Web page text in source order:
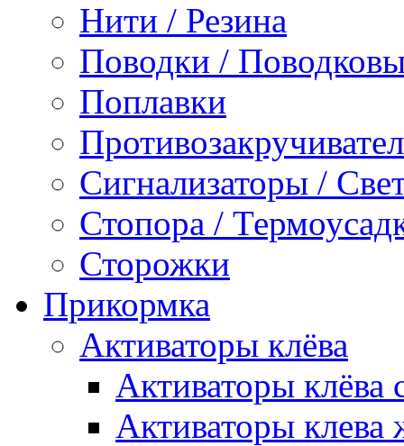
Нити / Резина
Поводки /
Поплавки
Сигнализаторы /
Стопора /
Сторожки
Прикормка
Активаторы клёва
Активаторы клёва
Активаторы клева